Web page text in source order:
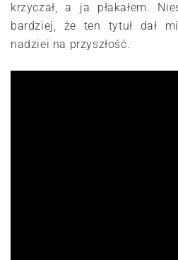
krzyczał, a ja płakałem.
bardziej, że ten tytuł dał
nadziei na przyszłość.